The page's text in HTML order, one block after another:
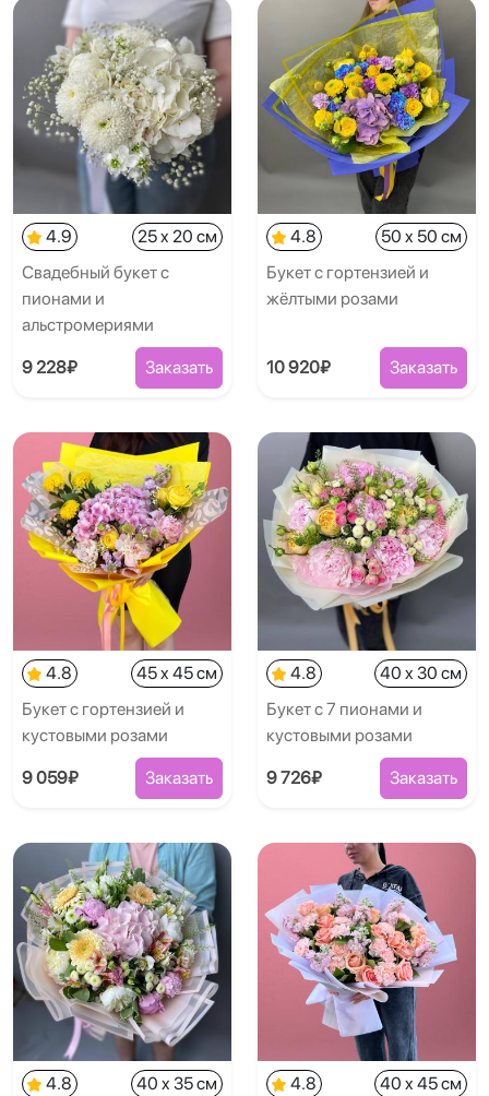
4.9
25 x 20 см
Свадебный букет с
пионами и
альстромериями
9 228₽ Заказать
4.8
50 x 50 см
Букет с гортензией и
жёлтыми розами
10 920₽ Заказать
4.8
45 x 45 см
Букет с гортензией и
кустовыми розами
9 059₽ Заказать
4.8
40 x 30 см
Букет с 7 пионами и
кустовыми розами
9 726₽ Заказать
4.8
40 x 35 см
4.8
40 x 45 см